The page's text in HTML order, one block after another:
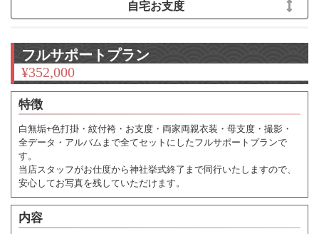
自宅お支度
フルサポートプラン
¥352,000
特徴
白無垢+色打掛・紋付袴・お支度・両家両親衣装・母支度・撮影・
全データ・アルバムまで全てセットにしたフルサポートプランで
す。
当店スタッフがお仕度から神社挙式終了まで同行いたしますので、
安心してお写真を残していただけます。
内容